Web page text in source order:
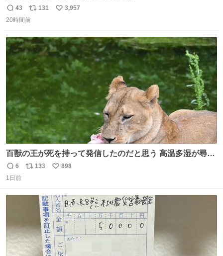
返
信
43
リ
ポ
ト
数
131
い
数
3,957
20時間前
百獣の王が死を持って発信したのだと思う 高温多湿が尋常
でない日本の夏 どうか早急に飼育の環境を見直して 動物の
命を護ってください…と 治療中のライオンが助かりますよ
動物公園にて 残念ながら個体の識別は出来ません
返
信
6
リ
133
い
数
898
1日前